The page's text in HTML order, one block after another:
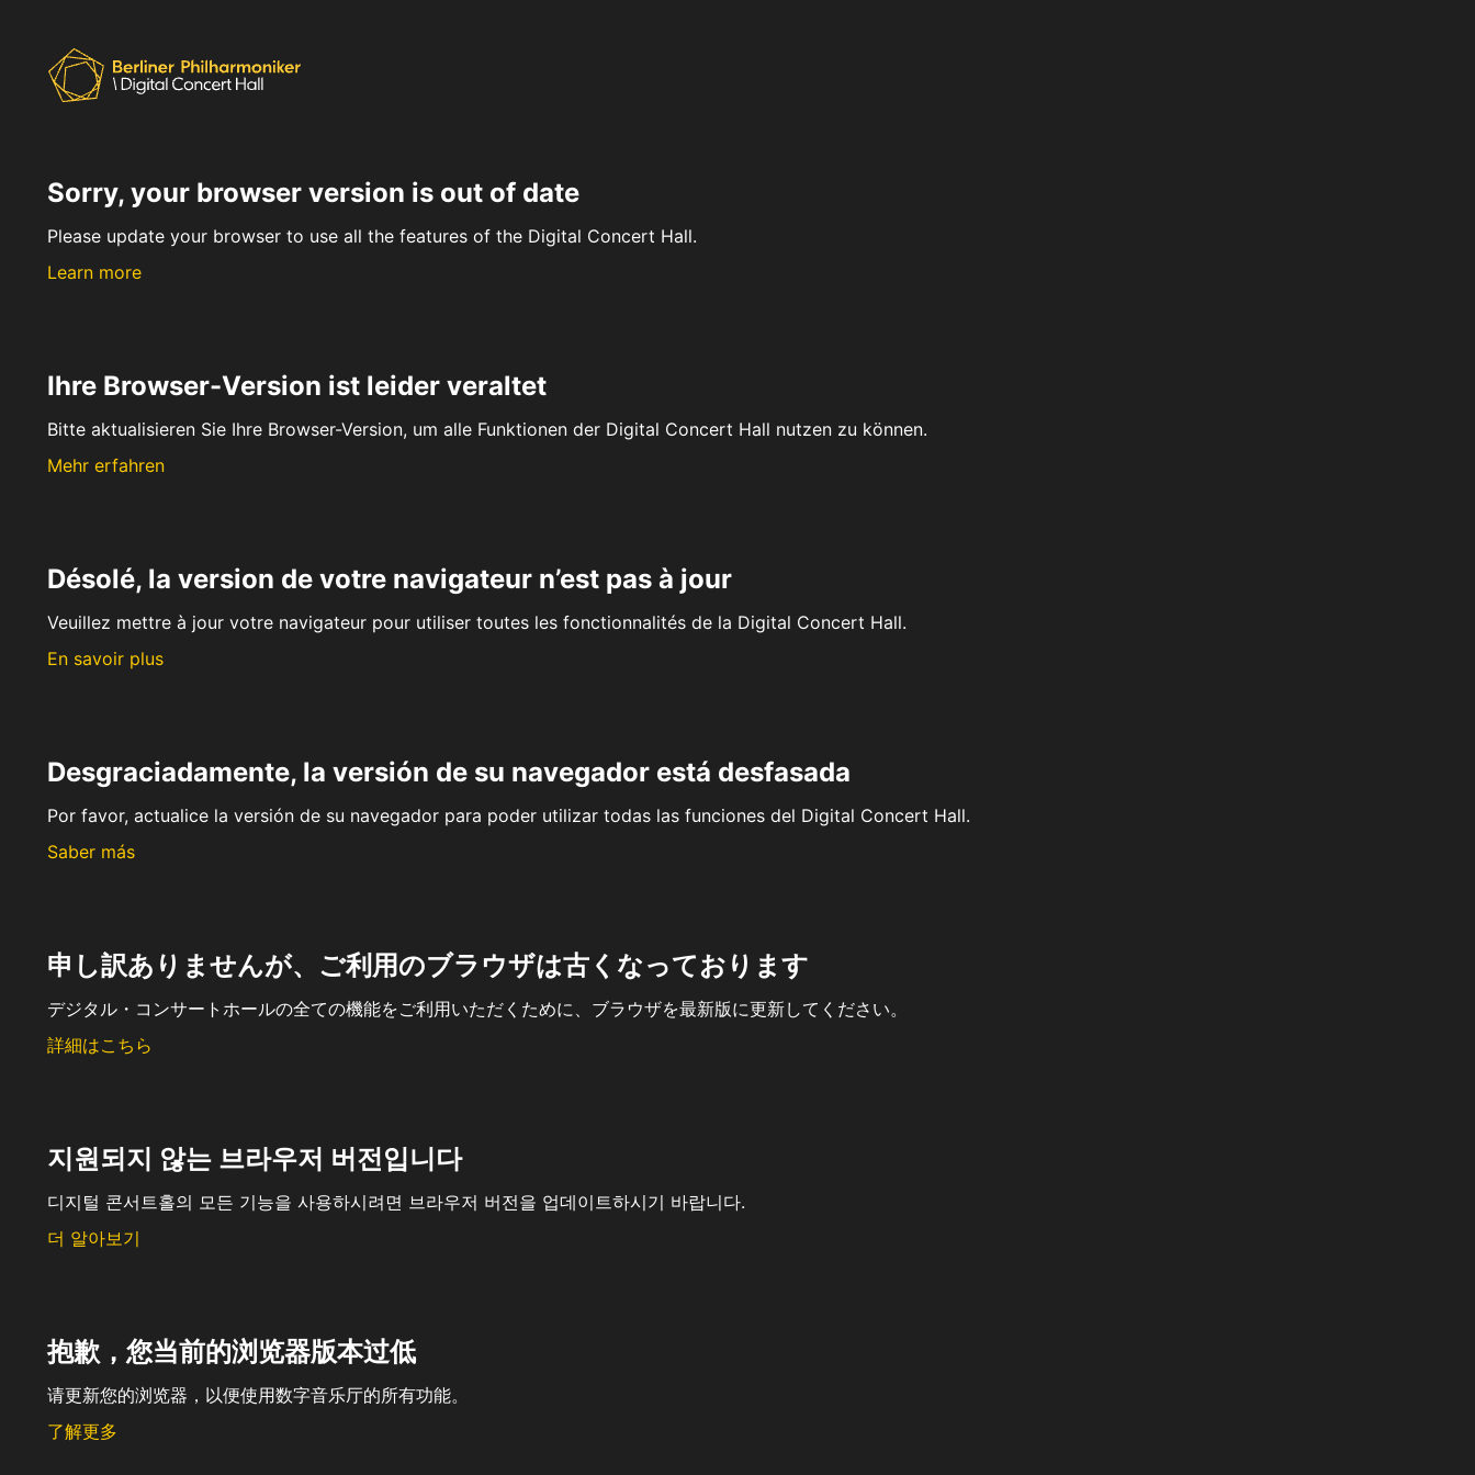
Sorry, your browser version is out of date
Please update your browser to use all the features of the Digital Concert Hall.
Learn more
Ihre Browser-Version ist leider veraltet
Bitte aktualisieren Sie Ihre Browser-Version, um alle Funktionen der Digital Concert Hall nutzen zu können.
Mehr erfahren
Désolé, la version de votre navigateur n’est pas à jour
Veuillez mettre à jour votre navigateur pour utiliser toutes les fonctionnalités de la Digital Concert Hall.
En savoir plus
Desgraciadamente, la versión de su navegador está desfasada
Por favor, actualice la versión de su navegador para poder utilizar todas las funciones del Digital Concert Hall.
Saber más
申し訳ありませんが、ご利用のブラウザは古くなっております
デジタル・コンサートホールの全ての機能をご利用いただくために、ブラウザを最新版に更新してください。
詳細はこちら
지원되지 않는 브라우저 버전입니다
디지털 콘서트홀의 모든 기능을 사용하시려면 브라우저 버전을 업데이트하시기 바랍니다.
더 알아보기
抱歉，您当前的浏览器版本过低
请更新您的浏览器，以便使用数字音乐厅的所有功能。
了解更多